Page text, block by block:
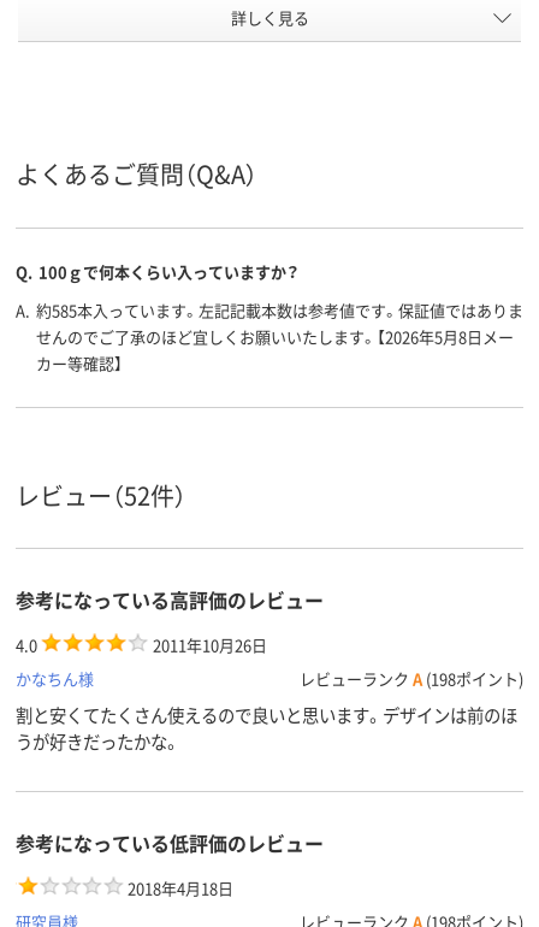
ブラウン系 ブラウン系
商品環境
スコア
45
詳しく見る
よくあるご質問（Q&A）
Q. 100ｇで何本くらい入っていますか？
A. 約585本入っています。左記記載本数は参考値です。保証値ではありま
せんのでご了承のほど宜しくお願いいたします。【2026年5月8日メー
カー等確認】
レビュー（52件）
参考になっている高評価のレビュー
4.0
2011年10月26日
かなちん様
レビューランク A (198ポイント)
割と安くてたくさん使えるので良いと思います。デザインは前のほ
うが好きだったかな。
参考になっている低評価のレビュー
2018年4月18日
研究員様
レビューランク A (198ポイント)